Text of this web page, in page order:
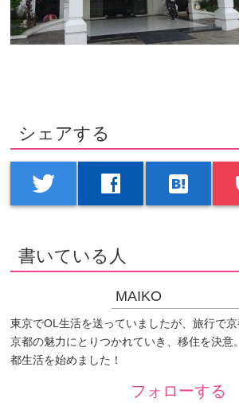
シェアする
twitter facebook hatenabookmark
書いている人
MAIKO
東京でOL生活を送っていましたが、旅行で京
京都の魅力にとりつかれていき、移住を決意
都生活を始めました！
フォローする